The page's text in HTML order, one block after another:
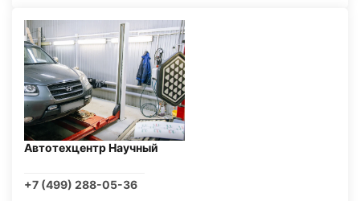
Автотехцентр Научный
+7 (499) 288-05-36